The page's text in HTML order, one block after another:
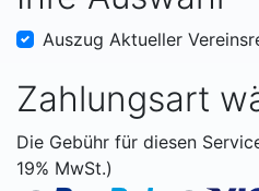
Auszug Aktueller
Zahlungsart
Die Gebühr für diesen
19% MwSt.)